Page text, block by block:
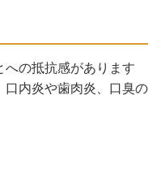
の抵抗感があります
口内炎や歯肉炎、口臭の